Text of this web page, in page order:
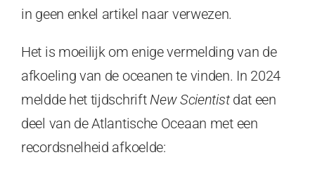
in geen enkel artikel naar verwezen.
Het is moeilijk om enige vermelding van de
afkoeling van de oceanen te vinden. In 2024
meldde het tijdschriftNew Scientistdat een
deel van de Atlantische Oceaan met een
recordsnelheid afkoelde: